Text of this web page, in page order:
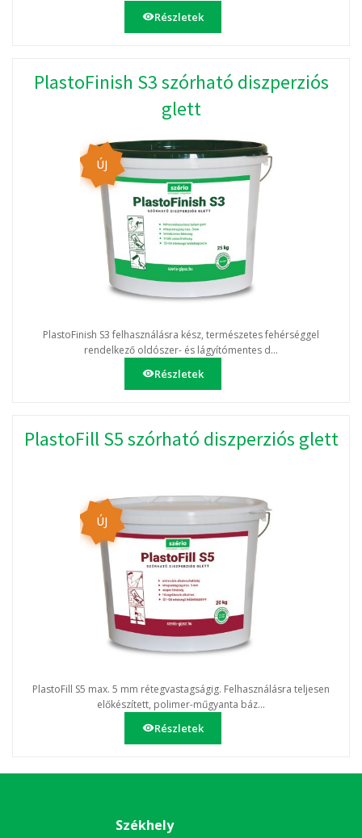
Részletek
PlastoFinish S3 szórható diszperziós
glett
ÚJ
PlastoFinish S3 felhasználásra kész, természetes fehérséggel
rendelkező oldószer- és lágyítómentes d...
Részletek
PlastoFill S5 szórható diszperziós glett
ÚJ
PlastoFill S5 max. 5 mm rétegvastagságig. Felhasználásra teljesen
előkészített, polimer-műgyanta báz...
Részletek
Székhely